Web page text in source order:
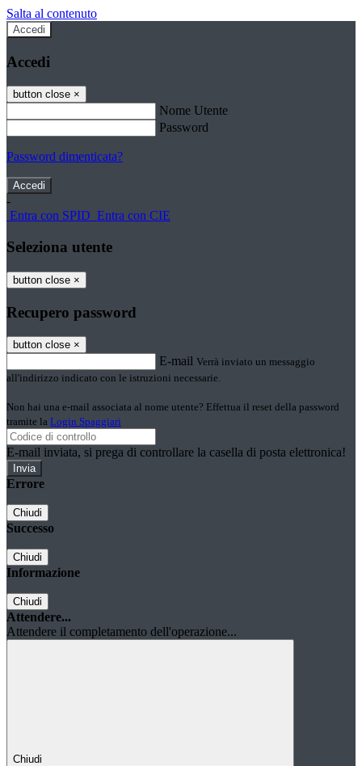
Salta al contenuto
Accedi
Accedi
button close ×
Nome Utente
Password
Password dimenticata?
-
Entra con SPID Entra con CIE
Seleziona utente
button close ×
Recupero password
button close ×
E-mail Verrà inviato un messaggio
all'indirizzo indicato con le istruzioni necessarie.
Non hai una e-mail associata al nome utente? Effettua il reset della password
tramite la Login Spaggiari
E-mail inviata, si prega di controllare la casella di posta elettronica!
Errore
Chiudi
Successo
Chiudi
Informazione
Chiudi
Attendere...
Attendere il completamento dell'operazione...
Chiudi